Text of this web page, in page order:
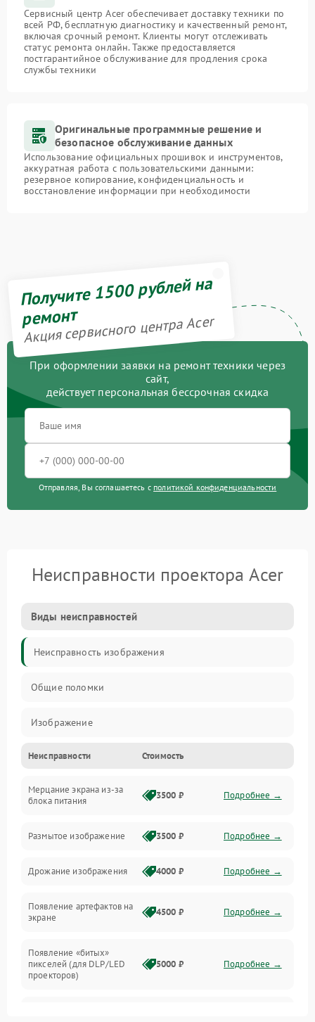
Сервисный центр Acer обеспечивает доставку техники по
всей РФ, бесплатную диагностику и качественный ремонт,
включая срочный ремонт. Клиенты могут отслеживать
статус ремонта онлайн. Также предоставляется
постгарантийное обслуживание для продления срока
службы техники
Оригинальные программные решение и
безопасное обслуживание данных
Использование официальных прошивок и инструментов,
аккуратная работа с пользовательскими данными:
резервное копирование, конфиденциальность и
восстановление информации при необходимости
Получите 1500 рублей на
ремонт
Акция сервисного центра Acer
При оформлении заявки на ремонт техники через
сайт,
действует персональная бессрочная скидка
Отправляя, Вы соглашаетесь с политикой конфиденциальности
Неисправности проектора Acer
Виды неисправностей
Неисправность изображения
Общие поломки
Изображение
Лампа подсветки
Неисправность управления и интерфейсов
Неисправности Стоимость
Мерцание экрана из-за
блока питания
3500 ₽ Подробнее →
Размытое изображение 3500 ₽ Подробнее →
Дрожание изображения 4000 ₽ Подробнее →
Появление артефактов на
экране
4500 ₽ Подробнее →
Появление «битых»
пикселей (для DLP/LED
проекторов)
5000 ₽ Подробнее →